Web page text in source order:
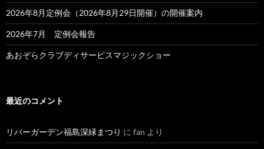
2026年8月定例会（2026年8月29日開催）の開催案内
2026年7月 定例会報告
あおぞらクラブディサービスマジックショー
最近のコメント
リバーガーデン福島深緑まつり に fan より